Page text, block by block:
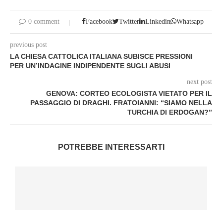
0 comment Facebook Twitter Linkedin Whatsapp
previous post
LA CHIESA CATTOLICA ITALIANA SUBISCE PRESSIONI
PER UN’INDAGINE INDIPENDENTE SUGLI ABUSI
next post
GENOVA: CORTEO ECOLOGISTA VIETATO PER IL
PASSAGGIO DI DRAGHI. FRATOIANNI: “SIAMO NELLA
TURCHIA DI ERDOGAN?”
POTREBBE INTERESSARTI